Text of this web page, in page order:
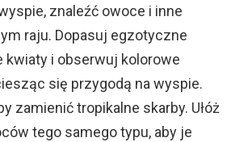
znaleźć owoce i inne
raju. Dopasuj egzotyczne
kwiaty i obserwuj kolorowe
się przygodą na wyspie.
zamienić tropikalne skarby. Ułóż
tego samego typu, aby je